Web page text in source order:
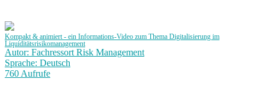
Kompakt & animiert - ein Informations-Video zum Thema Digitalisierung im
Liquiditätsrisikomanagement
Autor: Fachressort Risk Management
Sprache: Deutsch
760 Aufrufe